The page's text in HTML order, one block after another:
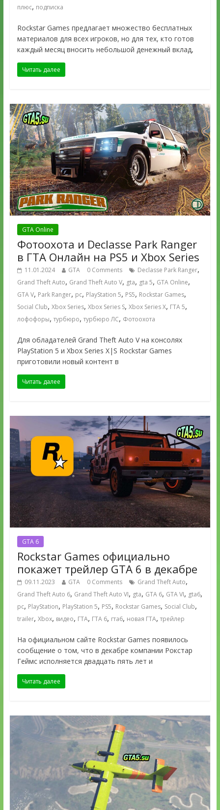
плюс, подписка
Rockstar Games предлагает множество бесплатных
материалов для всех игроков, но для тех, кто готов
каждый месяц вносить небольшой денежный вклад,
Читать далее
GTA Online
Фотоохота и Declasse Park Ranger
в ГТА Онлайн на PS5 и Xbox Series
11.01.2024 GTA 0 Comments Declasse Park Ranger,
Grand Theft Auto, Grand Theft Auto V, gta, gta 5, GTA Online,
GTA V, Park Ranger, pc, PlayStation 5, PS5, Rockstar Games,
Social Club, Xbox Series, Xbox Series S, Xbox Series X, ГТА 5,
лофофоры, турбюро, турбюро ЛС, Фотоохота
Для обладателей Grand Theft Auto V на консолях
PlayStation 5 и Xbox Series X|S Rockstar Games
приготовили новый контент в
Читать далее
GTA 6
Rockstar Games официально
покажет трейлер GTA 6 в декабре
09.11.2023 GTA 0 Comments Grand Theft Auto,
Grand Theft Auto 6, Grand Theft Auto VI, gta, GTA 6, GTA VI, gta6,
pc, PlayStation, PlayStation 5, PS5, Rockstar Games, Social Club,
trailer, Xbox, видео, ГТА, ГТА 6, гта6, новая ГТА, трейлер
На официальном сайте Rockstar Games появилось
сообщение о том, что в декабре компании Рокстар
Геймс исполняется двадцать пять лет и
Читать далее